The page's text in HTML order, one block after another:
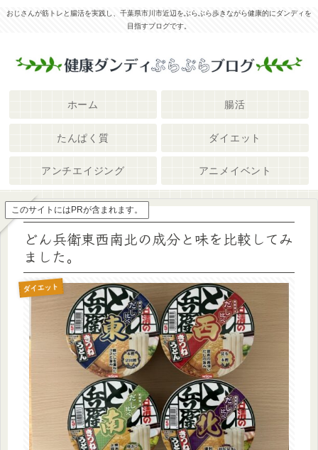
おじさんが筋トレと腸活を実践し、千葉県市川市近辺をぶらぶら歩きながら健康的にダンディを
目指すブログです。
ホーム 腸活
たんぱく質 ダイエット
アンチエイジング アニメイベント
このサイトにはPRが含まれます。
どん兵衛東西南北の成分と味を比較してみ
ました。
ダイエット